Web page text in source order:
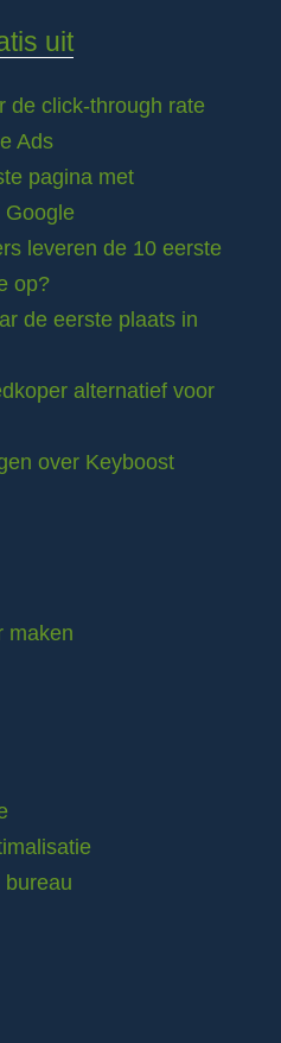
uit
de click-through rate
Ads
pagina met
leveren de 10 eerste
op?
de eerste plaats in
alternatief voor
over Keyboost
maken
bureau